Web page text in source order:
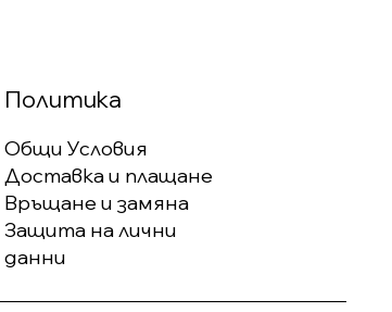
Политика
Общи Условия
Доставка и плащане
Връщане и замяна
Защита на лични
данни